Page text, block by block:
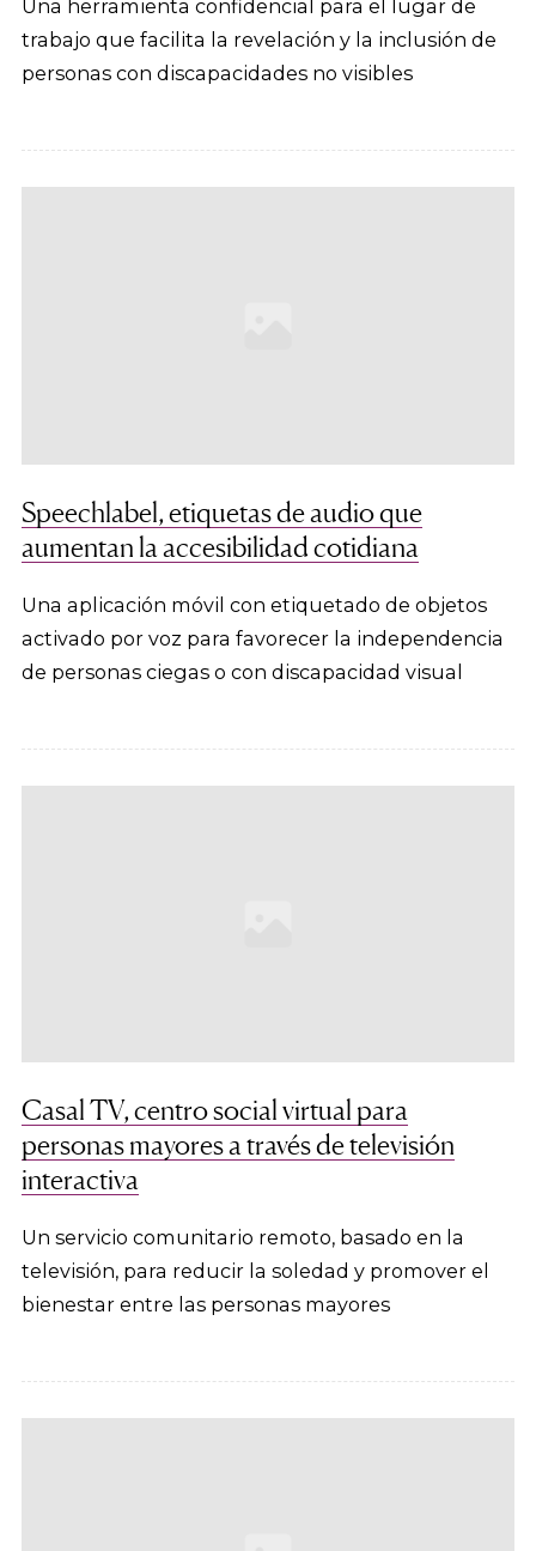
Una herramienta confidencial para el lugar de
trabajo que facilita la revelación y la inclusión de
personas con discapacidades no visibles
Speechlabel, etiquetas de audio que
aumentan la accesibilidad cotidiana
Una aplicación móvil con etiquetado de objetos
activado por voz para favorecer la independencia
de personas ciegas o con discapacidad visual
Casal TV, centro social virtual para
personas mayores a través de televisión
interactiva
Un servicio comunitario remoto, basado en la
televisión, para reducir la soledad y promover el
bienestar entre las personas mayores